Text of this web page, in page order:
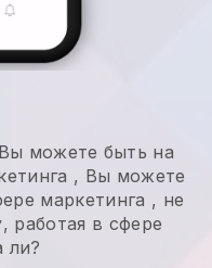
Вы можете быть на
, Вы можете
маркетинга , не
работая в сфере
ли?